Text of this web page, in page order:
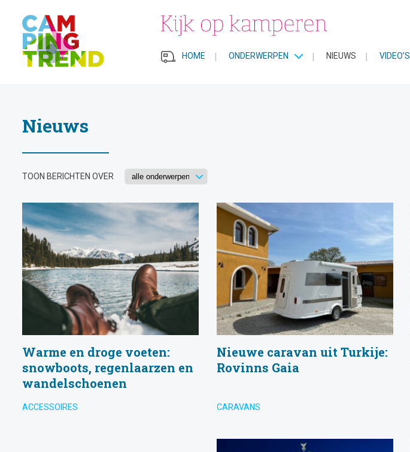
HOME | ONDERWERPEN | NIEUWS | VIDEO’S
Nieuws
TOON BERICHTEN OVER
Warme en droge voeten:
snowboots, regenlaarzen en
wandelschoenen
ACCESSOIRES
Nieuwe caravan uit Turkije:
Rovinns Gaia
CARAVANS